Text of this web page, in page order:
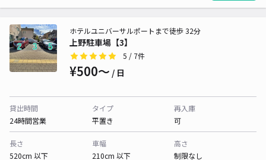
上野駐車場【3】
ホテルユニバーサルポートまで徒歩 32分
5 / 7件
¥500〜 / 日
貸出時間
24時間営業
タイプ
平置き
再入庫
可
長さ
520cm 以下
車幅
210cm 以下
高さ
制限なし